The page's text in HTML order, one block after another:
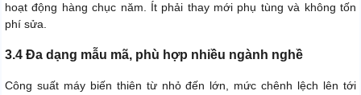
hoạt động hàng chục năm. Ít phải thay mới phụ tùng và không tốn
phí sửa.
3.4 Đa dạng mẫu mã, phù hợp nhiều ngành nghề
Công suất máy biến thiên từ nhỏ đến lớn, mức chênh lệch lên tới